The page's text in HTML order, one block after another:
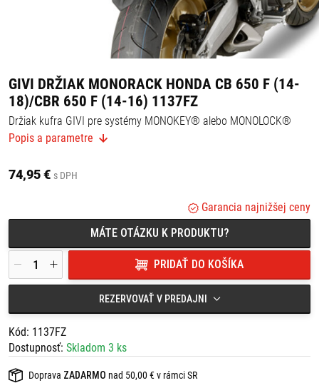
GIVI DRŽIAK MONORACK HONDA CB 650 F (14-
18)/CBR 650 F (14-16) 1137FZ
Držiak kufra GIVI pre systémy MONOKEY® alebo MONOLOCK®
Možné kombinovať s platňami MONOKEY M5, M7, M8A, M8B, M9A
M8B, M9A, M9B, neumožňuje montáž súpravy brzdových svetiel
Výrobca odporúča montáž v odbornom servise.
HONDA
CB650 F / CBR650F (14-16)
CB 650F (17-18)
Popis a parametre
74,95 € s DPH
Garancia najnižšej ceny
MÁTE OTÁZKU K PRODUKTU?
PRIDAŤ DO KOŠÍKA
REZERVOVAŤ V PREDAJNI
Kód: 1137FZ
Dostupnosť: Skladom 3 ks
Doprava ZADARMO nad 50,00 € v rámci SR